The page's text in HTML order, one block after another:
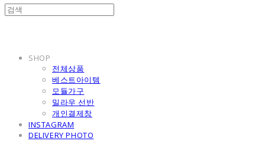
SHOP
전체상품
베스트아이템
모듈가구
밀라우 선반
개인결제창
INSTAGRAM
DELIVERY PHOTO